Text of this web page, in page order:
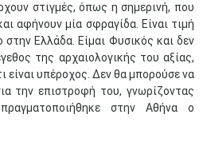
στιγμές, όπως η σημερινή, που
αφήνουν μία σφραγίδα. Είναι τιμή
Ελλάδα. Είμαι Φυσικός και δεν
της αρχαιολογικής του αξίας,
υπέροχος. Δεν θα μπορούσε να
την επιστροφή του, γνωρίζοντας
στην Αθήνα ο